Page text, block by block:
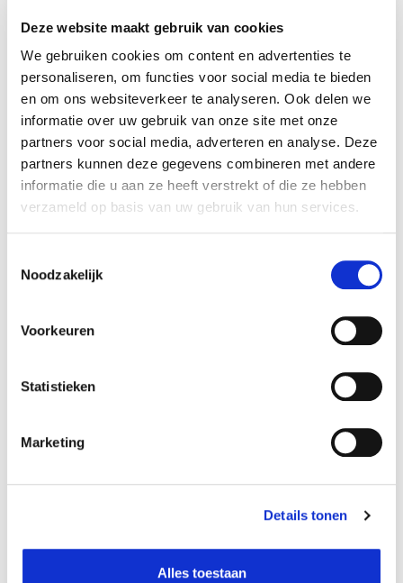
Deze website maakt gebruik van cookies
We gebruiken cookies om content en advertenties te
personaliseren, om functies voor social media te bieden
en om ons websiteverkeer te analyseren. Ook delen we
informatie over uw gebruik van onze site met onze
partners voor social media, adverteren en analyse. Deze
partners kunnen deze gegevens combineren met andere
informatie die u aan ze heeft verstrekt of die ze hebben
verzameld op basis van uw gebruik van hun services.
Noodzakelijk
Voorkeuren
Statistieken
Marketing
Details tonen
Alles toestaan
Verantwoordelijk marktdeelnemer in de EU
Bekijk gegevens
Ekeren
Ninove
Saint-Georges